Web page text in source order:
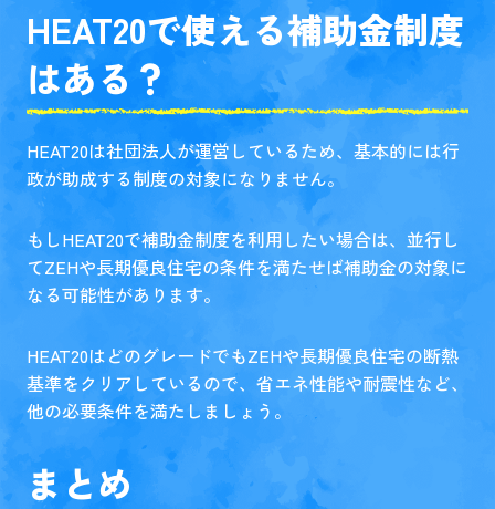
HEAT20で使える補助金制度
はある？
HEAT20は社団法人が運営しているため、基本的には行
政が助成する制度の対象になりません。
もしHEAT20で補助金制度を利用したい場合は、並行し
てZEHや長期優良住宅の条件を満たせば補助金の対象に
なる可能性があります。
HEAT20はどのグレードでもZEHや長期優良住宅の断熱
基準をクリアしているので、省エネ性能や耐震性など、
他の必要条件を満たしましょう。
まとめ